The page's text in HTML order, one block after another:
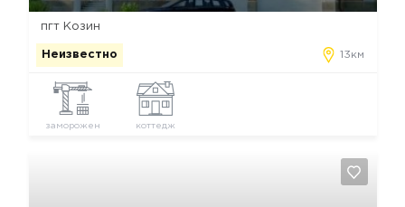
пгт Козин
Неизвестно 13км
заморожен коттедж